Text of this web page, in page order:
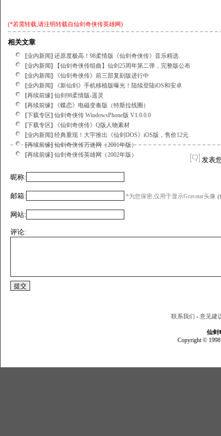
(*若需转载,请注明转载自仙剑奇侠传英雄网)
相关文章
[业内新闻] 还原度极高！98柔情版《仙剑奇侠传》音乐精选
[业内新闻]
【仙剑奇侠传组曲】仙剑25周年第二弹，完整版公布
[业内新闻]
《仙剑奇侠传》前三部复刻版进行中
[业内新闻]
《新仙剑》手机移植版曝光！陆续登陆iOS和安卓
[再续前缘] 仙剑98柔情版-遥灵
[再续前缘]
《蝶恋》电磁变奏版（特斯拉线圈）
[下载专区] 仙剑奇侠传 WindowsPhone版 V1.0.0.0
[下载专区]
《仙剑奇侠传》Q版人物素材
[业内新闻] 经典重现！大宇推出《仙剑DOS》iOS版，售价12元
[再续前缘] 仙剑奇侠传万迷网（2001年版）
[再续前缘] 仙剑奇侠传英雄网（2002年版）
发表
昵称:
邮箱: *为您保密,仅用于显示Gravatar头像 (
网站:
评论:
联系我们 - 意见建
仙剑
Copyright © 1998